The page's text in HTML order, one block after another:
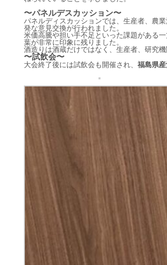
〜パネルデスカッション〜
パネルディスカッションでは、生産者、農
発な意見交換が行われました。
米価高騰や担い手不足といった課題がある一
葉が非常に印象に残りました。
酒造りは酒蔵だけではなく、生産者、研究
〜試飲会〜
大会終了後には試飲会も開催され、 福島県